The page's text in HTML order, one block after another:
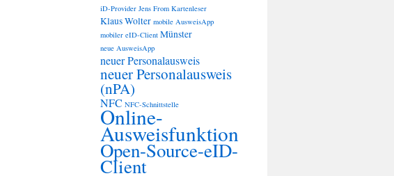
iD-Provider Jens From Kartenleser
Klaus Wolter mobile AusweisApp
mobiler eID-Client Münster
neue AusweisApp
neuer Personalausweis
neuer Personalausweis
(nPA)
NFC NFC-Schnittstelle
Online-
Ausweisfunktion
Open-Source-eID-
Client